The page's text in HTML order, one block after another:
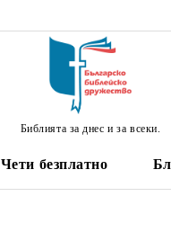
Библията за днес и за всеки.
Чети безплатно